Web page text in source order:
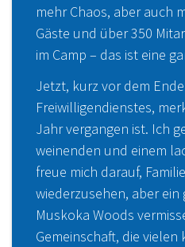
mehr Chaos, aber auch
Gäste und über 350
im Camp – das ist eine
Jetzt, kurz vor dem
Freiwilligendienstes,
Jahr vergangen ist. Ich
weinenden und einem
freue mich darauf,
wiederzusehen, aber ein
Muskoka Woods
Gemeinschaft, die